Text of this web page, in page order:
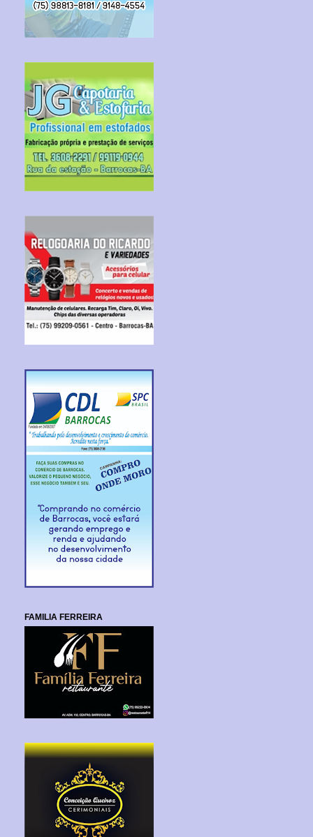
FAMILIA FERREIRA